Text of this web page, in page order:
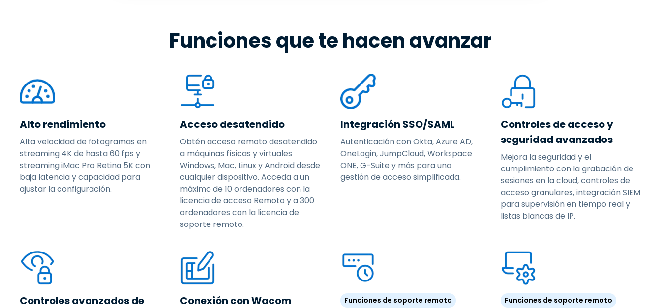
Funciones que te hacen avanzar
Alto rendimiento
Alta velocidad de fotogramas en
streaming 4K de hasta 60 fps y
streaming iMac Pro Retina 5K con
baja latencia y capacidad para
ajustar la configuración.
Acceso desatendido
Obtén acceso remoto desatendido
a máquinas físicas y virtuales
Windows, Mac, Linux y Android desde
cualquier dispositivo. Acceda a un
máximo de 10 ordenadores con la
licencia de acceso Remoto y a 300
ordenadores con la licencia de
soporte remoto.
Integración SSO/SAML
Autenticación con Okta, Azure AD,
OneLogin, JumpCloud, Workspace
ONE, G-Suite y más para una
gestión de acceso simplificada.
Controles de acceso y
seguridad avanzados
Mejora la seguridad y el
cumplimiento con la grabación de
sesiones en la cloud, controles de
acceso granulares, integración SIEM
para supervisión en tiempo real y
listas blancas de IP.
Controles avanzados de
Conexión con Wacom Funciones de soporte remoto Funciones de soporte remoto